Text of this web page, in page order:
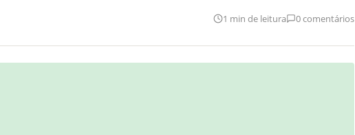
1 min de leitura 0 comentários